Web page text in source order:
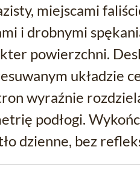
miejscami
i drobnymi
powierzchni.
układzie
wyraźnie
podłogi.
dzienne, bez